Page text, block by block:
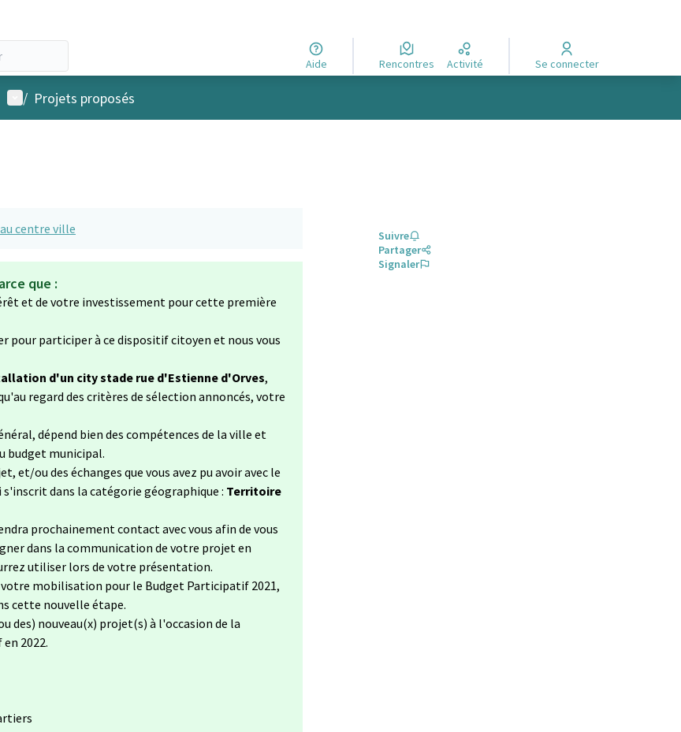
Aide Rencontres Activité Se connecter
Menu utilisateur
/ Projets proposés
centre ville
que :
et de votre investissement pour cette première
pour participer à ce dispositif citoyen et nous vous
d'un city stade rue d'Estienne d'Orves,
regard des critères de sélection annoncés, votre
dépend bien des compétences de la ville et
budget municipal.
et/ou des échanges que vous avez pu avoir avec le
dans la catégorie géographique : Territoire
prochainement contact avec vous afin de vous
dans la communication de votre projet en
utiliser lors de votre présentation.
mobilisation pour le Budget Participatif 2021,
cette nouvelle étape.
des) nouveau(x) projet(s) à l'occasion de la
2022.
Suivre
Partager
Signaler